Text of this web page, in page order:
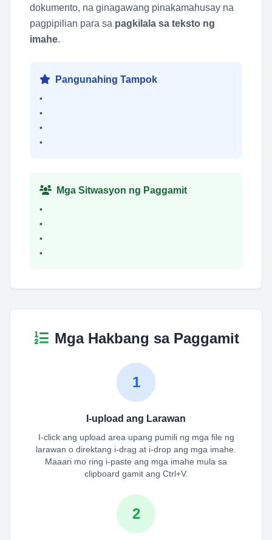
dokumento, na ginagawang pinakamahusay na
pagpipilian para sa pagkilala sa teksto ng
imahe.
Pangunahing Tampok
•
•
•
•
Mga Sitwasyon ng Paggamit
•
•
•
•
Mga Hakbang sa Paggamit
1
I-upload ang Larawan
I-click ang upload area upang pumili ng mga file ng
larawan o direktang i-drag at i-drop ang mga imahe.
Maaari mo ring i-paste ang mga imahe mula sa
clipboard gamit ang Ctrl+V.
2